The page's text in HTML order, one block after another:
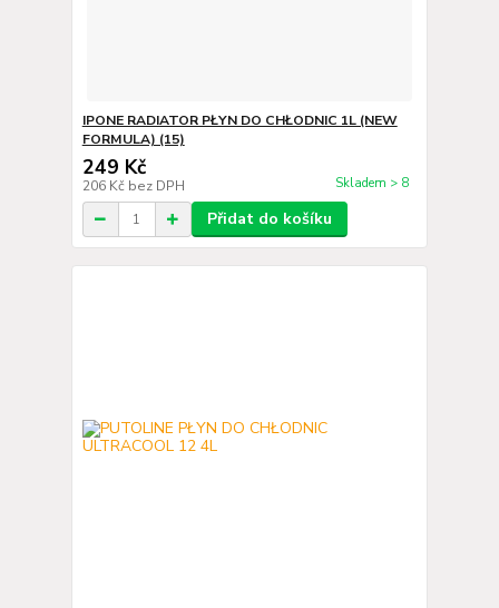
IPONE RADIATOR PŁYN DO CHŁODNIC 1L (NEW
FORMULA) (15)
249 Kč
206 Kč bez DPH Skladem > 8
Přidat do košíku